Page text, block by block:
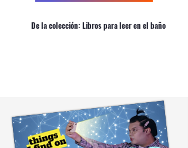
mediante la cual las voces grabadas o
incorpóreas reorganizan el cuerpo a lo
De la colección: Libros para leer en el baño